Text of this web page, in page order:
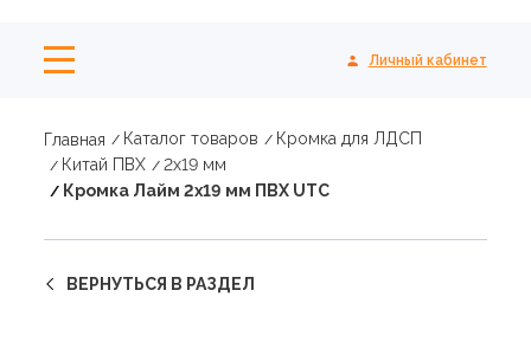
Личный кабинет
Главная Каталог товаров
Кромка для ЛДСП
Китай ПВХ
2х19 мм
Кромка Лайм 2х19 мм ПВХ UTC
ВЕРНУТЬСЯ В РАЗДЕЛ